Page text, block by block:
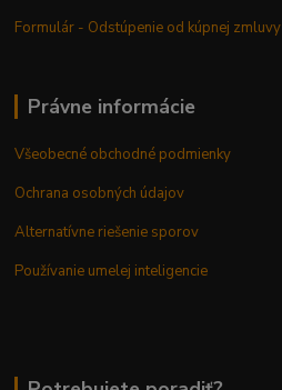
Formulár - Odstúpenie od kúpnej zmluvy
Právne informácie
Všeobecné obchodné podmienky
Ochrana osobných údajov
Alternatívne riešenie sporov
Používanie umelej inteligencie